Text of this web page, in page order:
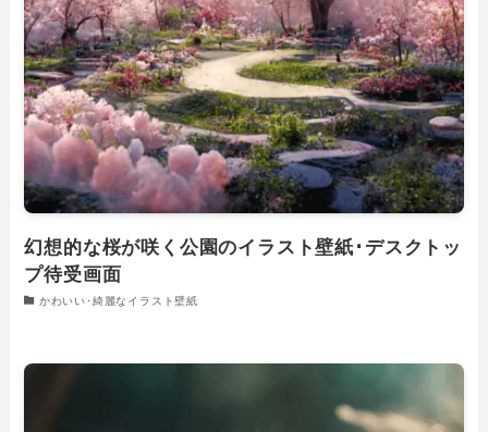
幻想的な桜が咲く公園のイラスト壁紙･デスクトッ
プ待受画面
かわいい･綺麗なイラスト壁紙